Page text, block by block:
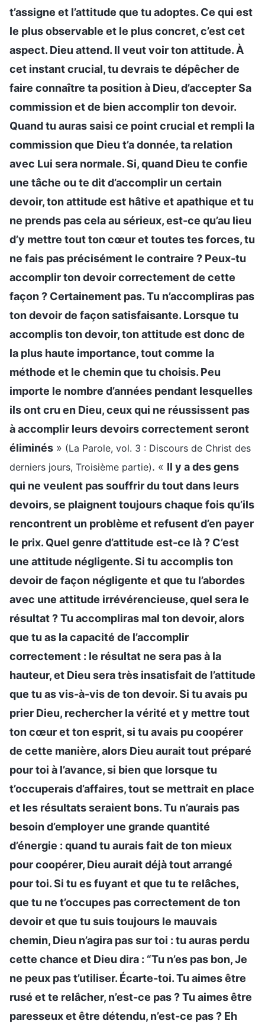
t’assigne et l’attitude que tu adoptes. Ce qui est
le plus observable et le plus concret, c’est cet
aspect. Dieu attend. Il veut voir ton attitude. À
cet instant crucial, tu devrais te dépêcher de
faire connaître ta position à Dieu, d’accepter Sa
commission et de bien accomplir ton devoir.
Quand tu auras saisi ce point crucial et rempli la
commission que Dieu t’a donnée, ta relation
avec Lui sera normale. Si, quand Dieu te confie
une tâche ou te dit d’accomplir un certain
devoir, ton attitude est hâtive et apathique et tu
ne prends pas cela au sérieux, est-ce qu’au lieu
d’y mettre tout ton cœur et toutes tes forces, tu
ne fais pas précisément le contraire ? Peux-tu
accomplir ton devoir correctement de cette
façon ? Certainement pas. Tu n’accompliras pas
ton devoir de façon satisfaisante. Lorsque tu
accomplis ton devoir, ton attitude est donc de
la plus haute importance, tout comme la
méthode et le chemin que tu choisis. Peu
importe le nombre d’années pendant lesquelles
ils ont cru en Dieu, ceux qui ne réussissent pas
à accomplir leurs devoirs correctement seront
éliminés » (La Parole, vol. 3 : Discours de Christ des
derniers jours, Troisième partie). « Il y a des gens
qui ne veulent pas souffrir du tout dans leurs
devoirs, se plaignent toujours chaque fois qu’ils
rencontrent un problème et refusent d’en payer
le prix. Quel genre d’attitude est-ce là ? C’est
une attitude négligente. Si tu accomplis ton
devoir de façon négligente et que tu l’abordes
avec une attitude irrévérencieuse, quel sera le
résultat ? Tu accompliras mal ton devoir, alors
que tu as la capacité de l’accomplir
correctement : le résultat ne sera pas à la
hauteur, et Dieu sera très insatisfait de l’attitude
que tu as vis-à-vis de ton devoir. Si tu avais pu
prier Dieu, rechercher la vérité et y mettre tout
ton cœur et ton esprit, si tu avais pu coopérer
de cette manière, alors Dieu aurait tout préparé
pour toi à l’avance, si bien que lorsque tu
t’occuperais d’affaires, tout se mettrait en place
et les résultats seraient bons. Tu n’aurais pas
besoin d’employer une grande quantité
d’énergie : quand tu aurais fait de ton mieux
pour coopérer, Dieu aurait déjà tout arrangé
pour toi. Si tu es fuyant et que tu te relâches,
que tu ne t’occupes pas correctement de ton
devoir et que tu suis toujours le mauvais
chemin, Dieu n’agira pas sur toi : tu auras perdu
cette chance et Dieu dira : “Tu n’es pas bon, Je
ne peux pas t’utiliser. Écarte-toi. Tu aimes être
rusé et te relâcher, n’est-ce pas ? Tu aimes être
paresseux et être détendu, n’est-ce pas ? Eh